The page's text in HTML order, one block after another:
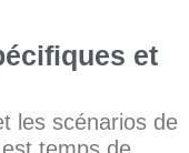
et
les scénarios de